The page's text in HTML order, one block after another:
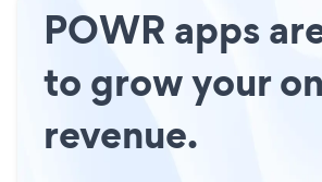
POWR apps
to grow your
revenue.